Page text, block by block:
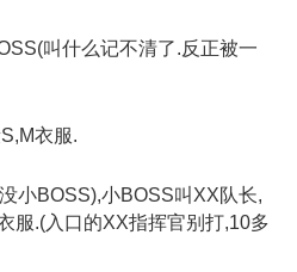
叫什么记不清了.反正被一
衣服.
BOSS),小BOSS叫XX队长,
服.(入口的XX指挥官别打,10多